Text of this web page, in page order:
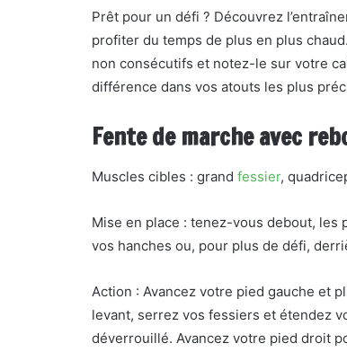
Prêt pour un défi ? Découvrez
profiter du temps de plus en plus
non consécutifs et notez-le sur votre
différence dans vos atouts les plus
Fente de marche avec
Muscles cibles : grand fessier,
Mise en place : tenez-vous debout, les
vos hanches ou, pour plus de défi,
Action : Avancez votre pied gauche et
levant, serrez vos fessiers et étendez
déverrouillé. Avancez votre pied droit